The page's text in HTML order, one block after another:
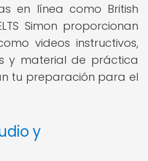
en línea como British
Simon proporcionan
videos instructivos,
y material de práctica
tu preparación para el
y